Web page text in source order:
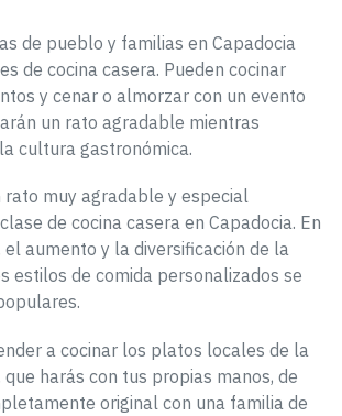
de pueblo y familias en Capadocia
de cocina casera. Pueden cocinar
y cenar o almorzar con un evento
un rato agradable mientras
cultura gastronómica.
rato muy agradable y especial
de cocina casera en Capadocia. En
aumento y la diversificación de la
estilos de comida personalizados se
a cocinar los platos locales de la
harás con tus propias manos, de
original con una familia de